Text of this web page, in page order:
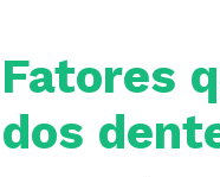
Fatores
dos